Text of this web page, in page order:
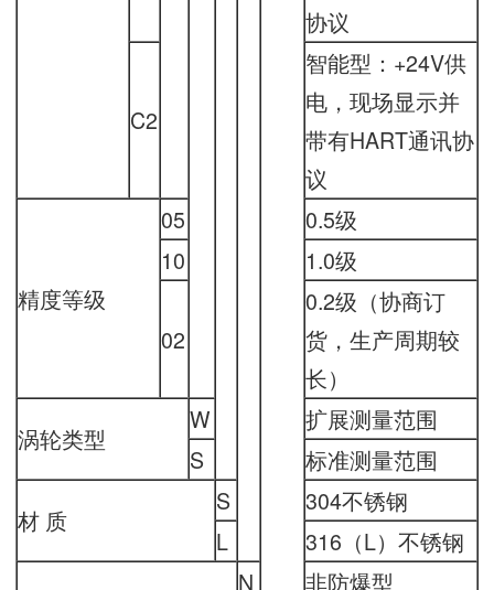
协议
C2
智能型：+24V供
电，现场显示并
带有HART通讯协
议
精度等级
05
0.5级
10
1.0级
02
0.2级（协商订
货，生产周期较
长）
涡轮类型
W
扩展测量范围
S
标准测量范围
材 质
S
304不锈钢
L
316（L）不锈钢
N
非防爆型